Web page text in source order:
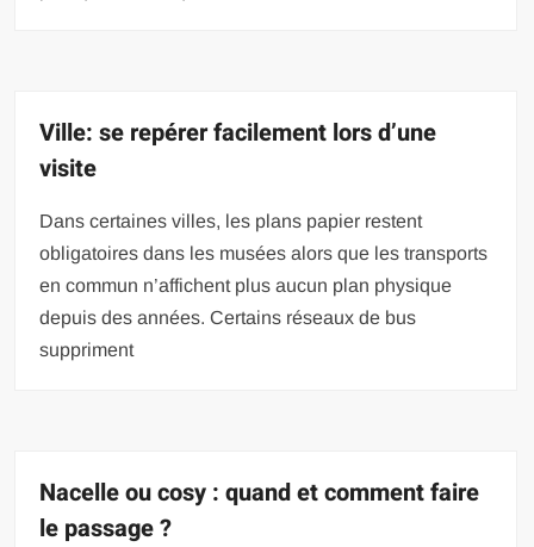
Ville: se repérer facilement lors d’une
visite
Dans certaines villes, les plans papier restent
obligatoires dans les musées alors que les transports
en commun n’affichent plus aucun plan physique
depuis des années. Certains réseaux de bus
suppriment
Nacelle ou cosy : quand et comment faire
le passage ?